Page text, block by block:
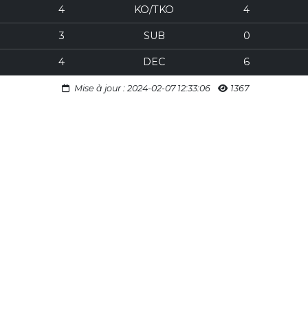
4 KO/TKO 4
3 SUB 0
4 DEC 6
Mise à jour : 2024-02-07 12:33:06 1367